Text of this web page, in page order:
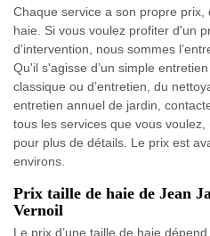
Chaque service a son propre
haie. Si vous voulez profiter d'un
d’intervention, nous sommes
Qu'il s'agisse d’un simple
classique ou d’entretien, du
entretien annuel de jardin,
tous les services que vous
pour plus de détails. Le prix est
environs.
Prix taille de haie de Jean
Vernoil
Le prix d’une taille de haie